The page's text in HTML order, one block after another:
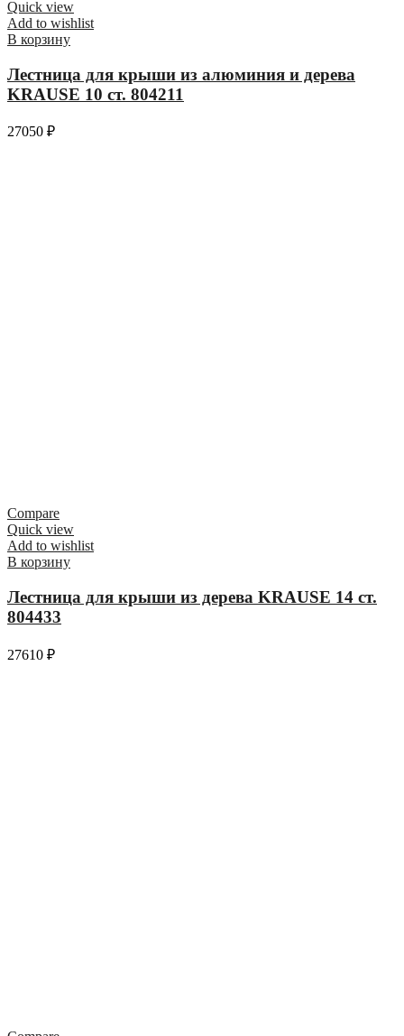
Quick view
Add to wishlist
В корзину
Лестница для крыши из алюминия и дерева
KRAUSE 10 ст. 804211
27050 ₽
Compare
Quick view
Add to wishlist
В корзину
Лестница для крыши из дерева KRAUSE 14 ст.
804433
27610 ₽